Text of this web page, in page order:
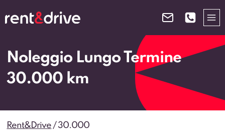
al
Noleggio Lungo Termine
30.000 km
Rent&Drive /30.000